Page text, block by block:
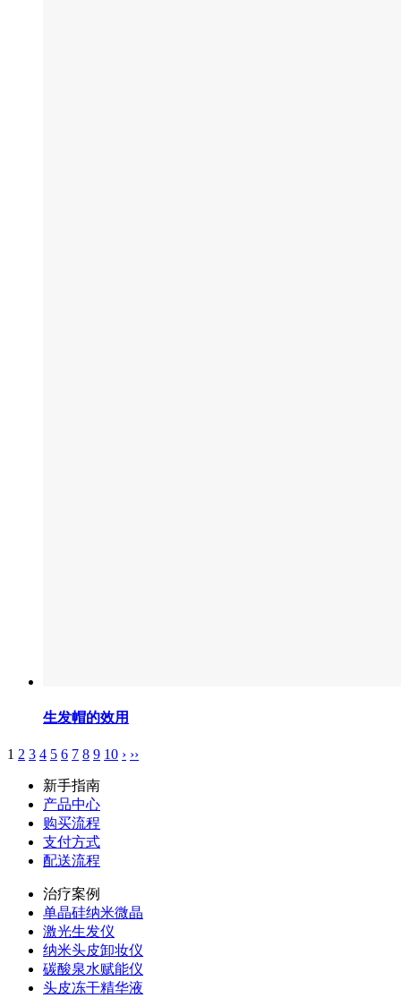
生发帽的效用
1 2 3 4 5 6 7 8 9 10 › ››
新手指南
产品中心
购买流程
支付方式
配送流程
治疗案例
单晶硅纳米微晶
激光生发仪
纳米头皮卸妆仪
碳酸泉水赋能仪
头皮冻干精华液